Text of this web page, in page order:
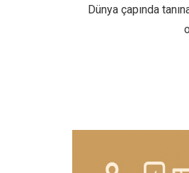
Dünya çapında